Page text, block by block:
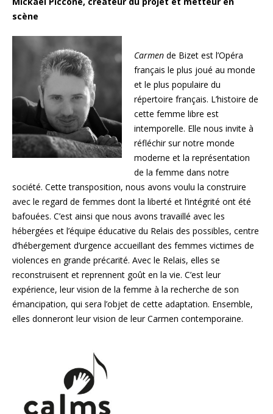
scène
Carmende Bizet est l’Opéra
français le plus joué au monde
et le plus populaire du
répertoire français. L’histoire de
cette femme libre est
intemporelle. Elle nous invite à
réfléchir sur notre monde
moderne et la représentation
de la femme dans notre
société. Cette transposition, nous avons voulu la construire
avec le regard de femmes dont la liberté et l’intégrité ont été
bafouées. C’est ainsi que nous avons travaillé avec les
hébergées et l’équipe éducative du Relais des possibles, centre
d’hébergement d’urgence accueillant des femmes victimes de
violences en grande précarité. Avec le Relais, elles se
reconstruisent et reprennent goût en la vie. C’est leur
expérience, leur vision de la femme à la recherche de son
émancipation, qui sera l’objet de cette adaptation. Ensemble,
elles donneront leur vision de leur Carmen contemporaine.